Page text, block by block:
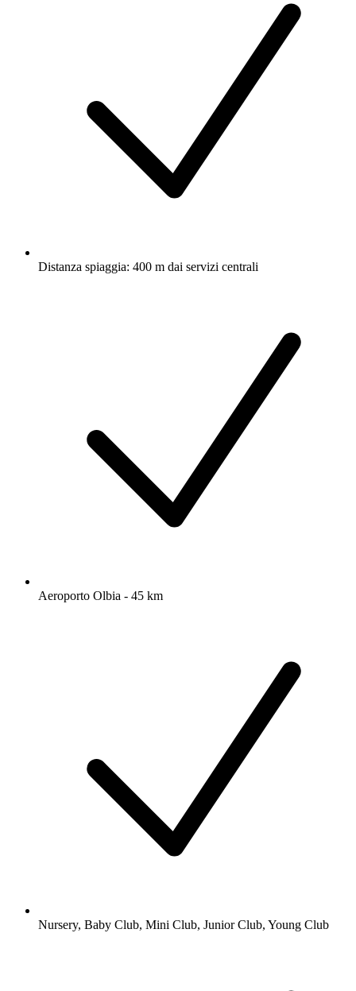
Distanza spiaggia: 400 m dai servizi centrali
Aeroporto Olbia - 45 km
Nursery, Baby Club, Mini Club, Junior Club, Young Club